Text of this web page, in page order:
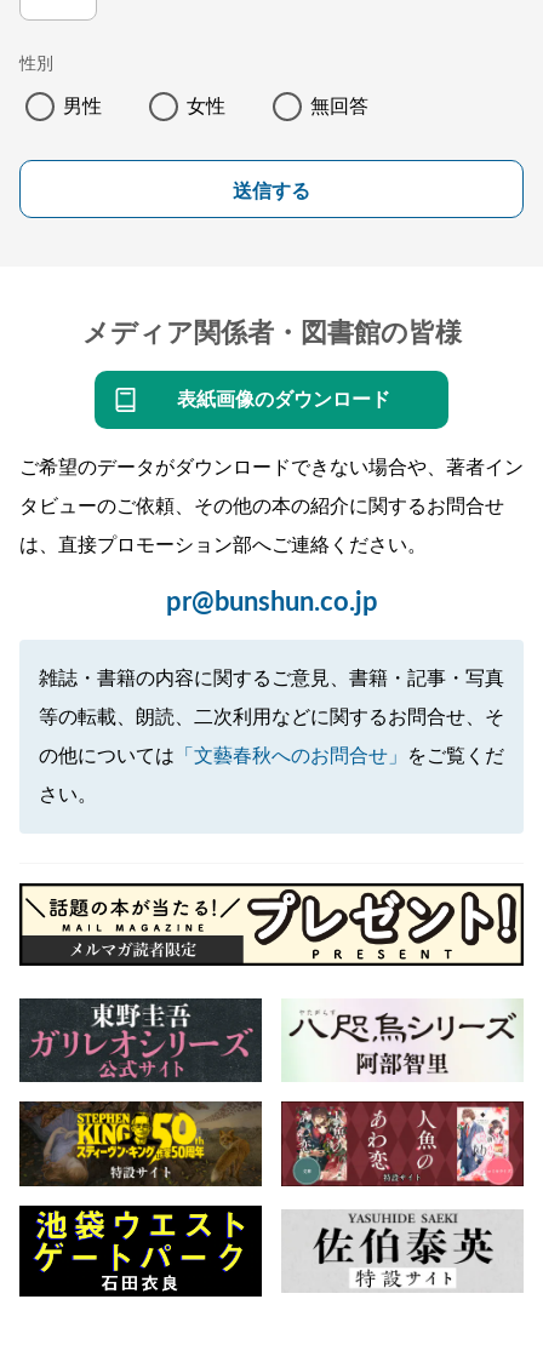
性別
男性 女性 無回答
送信する
メディア関係者・図書館の皆様
表紙画像のダウンロード
ご希望のデータがダウンロードできない場合や、著者イン
タビューのご依頼、その他の本の紹介に関するお問合せ
は、直接プロモーション部へご連絡ください。
pr@bunshun.co.jp
雑誌・書籍の内容に関するご意見、書籍・記事・写真
等の転載、朗読、二次利用などに関するお問合せ、そ
の他については 「文藝春秋へのお問合せ」
をご覧くだ
さい。